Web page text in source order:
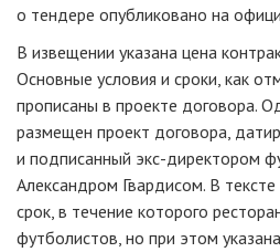
о тендере опубликовано на
В извещении указана цена
Основные условия и сроки, как
прописаны в проекте договора.
размещен проект договора,
и подписанный экс-директором
Александром Гвардисом. В
срок, в течение которого
футболистов, но при этом